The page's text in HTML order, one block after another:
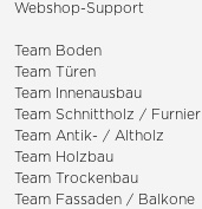
Webshop-Support
Team Boden
Team Türen
Team Innenausbau
Team Schnittholz / Furnier
Team Antik- / Altholz
Team Holzbau
Team Trockenbau
Team Fassaden / Balkone